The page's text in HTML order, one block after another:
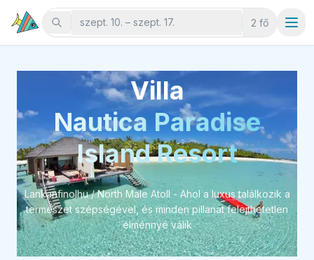
szept. 10. – szept. 17. 2 fő
Villa
Nautica Paradise
Island Resort
Lankanfinolhu / North Male Atoll - Ahol a luxus találkozik a
természet szépségével, és minden pillanat felejthetetlen
élménnyé válik